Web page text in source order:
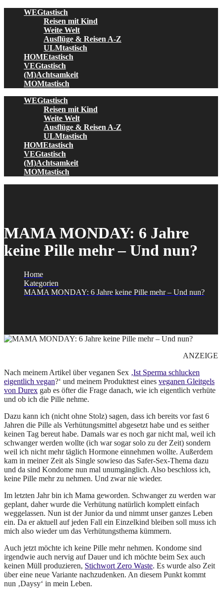
WEGtastisch
Reisen mit Kind
Weite Welt
Ausflüge & Reisen A-Z
ULMtastisch
HOMEtastisch
VEGtastisch
(M)Achtsamkeit
MOMtastisch
WEGtastisch
Reisen mit Kind
Weite Welt
Ausflüge & Reisen A-Z
ULMtastisch
HOMEtastisch
VEGtastisch
(M)Achtsamkeit
MOMtastisch
MAMA MONDAY: 6 Jahre
keine Pille mehr – Und nun?
Home
Kategorien
MAMA MONDAY: 6 Jahre keine Pille mehr – Und nun?
ANZEIGE
Nach meinem Artikel über veganen Sex ‚Ist Sperma schlucken
eigentlich vegan?‘ und meinem Produkttest eines veganen Gleitgels
von Durex gab es öfter die Frage danach, wie ich eigentlich verhüte
und ob ich die Pille nehme.
Dazu kann ich (nicht ohne Stolz) sagen, dass ich bereits vor fast 6
Jahren die Pille als Verhütungsmittel abgesetzt habe und es seither
keinen Tag bereut habe. Damals war es noch gar nicht mal, weil ich
schwanger werden wollte (ich war sogar solo zu der Zeit) sondern
weil ich nicht mehr täglich Hormone einnehmen wollte. Außerdem
kam in meiner Zeit als Single sowieso das Safer-Sex-Thema dazu
und da sind Kondome nun mal unumgänglich. Also beschloss ich,
keine Pille mehr zu nehmen. Und zwar nie wieder.
Im letzten Jahr bin ich Mama geworden. Schwanger zu werden war
geplant, daher wurde die Verhütung natürlich komplett einfach
weggelassen. Nun ist der Junior da und nimmt unser ganzes Leben
ein. Da er aktuell auf jeden Fall ein Einzelkind bleiben soll muss ich
mich also wieder um das Verhütungsthema kümmern.
Auch jetzt möchte ich keine Pille mehr nehmen. Kondome sind
irgendwie auch nervig auf Dauer und ich möchte beim Sex auch
keinen Müll produzieren, Stichwort Zero Waste. Es wurde also Zeit
über eine neue Variante nachzudenken. An diesem Punkt kommt
nun ‚Daysy‘ in mein Leben.